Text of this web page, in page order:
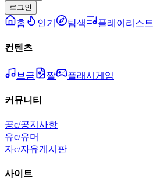
로그인
홈 인기 탐색 플레이리스트
컨텐츠
브금 짤 플래시게임
커뮤니티
공c/공지사항
유c/유머
자c/자유게시판
사이트